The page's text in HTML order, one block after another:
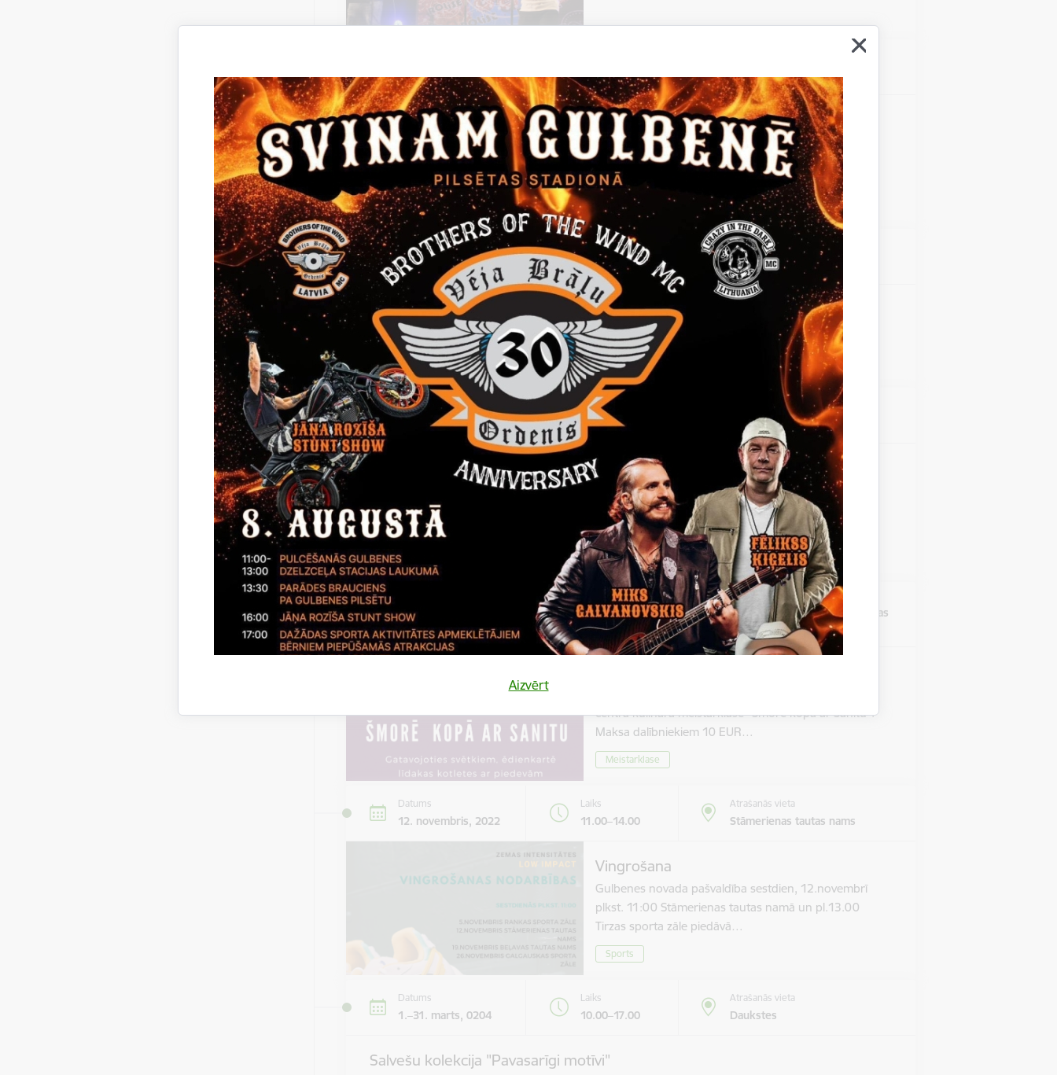
Aizvērt
14. janvāris, 2022 16.00 Gulbenes kultūras centrs
Filma "Janvāris"
Ieeja 5 EUR
Kino
Datums
24. marts, 2022
Laiks
12.00
Atrašanās vieta
Gulbenes kultūras centrs
Gulbenes novada skolēnu Teātra diena
24. martā Gulbenes kultūras centrā Gulbenes novada skolēnu Teātra diena
Pasākums
Datums
10. augusts, 2022
Laiks
18.00
Atrašanās vieta
Stāmerienas pils
Katalonijas bundzinieku koncerts "Fills De
La Flama"
10.augustā 18:00 pie Stāmerienas pils Katalonijas
bundzinieku koncerts "Fills De La Flama".
Koncerts
12. novembris, 2022
Laiks
10.00
Atrašanās vieta
Druvienas Latviskās dzīvesziņas
centrs
centrā kulinārā meistarklase "Šmorē kopā ar Sanitu".
Maksa dalībniekiem 10 EUR…
Meistarklase
Datums
12. novembris, 2022
Laiks
11.00–14.00
Atrašanās vieta
Stāmerienas tautas nams
Vingrošana
Gulbenes novada pašvaldība sestdien, 12.novembrī
plkst. 11:00 Stāmerienas tautas namā un pl.13.00
Tirzas sporta zāle piedāvā…
Sports
Datums
1.–31. marts, 0204
Laiks
10.00–17.00
Atrašanās vieta
Daukstes
Salvešu kolekcija "Pavasarīgi motīvi"